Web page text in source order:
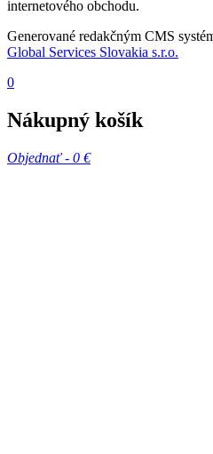
internetového obchodu.
Generované redakčným CMS
Global Services Slovakia s.r.o.
0
Nákupný košík
Objednať - 0 €